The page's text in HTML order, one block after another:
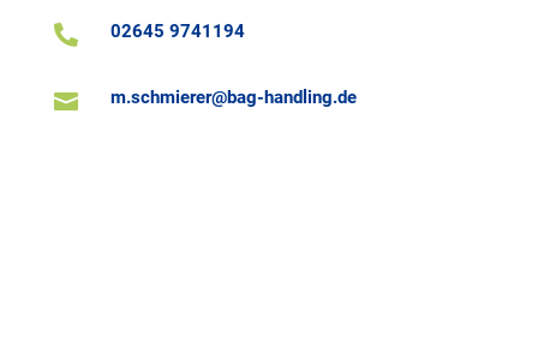
 02645 9741194
 m.schmierer@bag-handling.de